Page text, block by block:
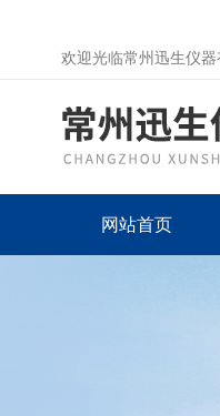
欢迎光临常州迅生仪器
网站首页